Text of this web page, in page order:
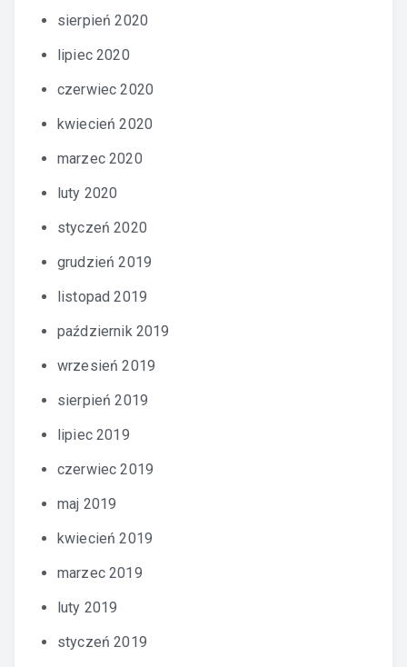
sierpień 2020
lipiec 2020
czerwiec 2020
kwiecień 2020
marzec 2020
luty 2020
styczeń 2020
grudzień 2019
listopad 2019
październik 2019
wrzesień 2019
sierpień 2019
lipiec 2019
czerwiec 2019
maj 2019
kwiecień 2019
marzec 2019
luty 2019
styczeń 2019